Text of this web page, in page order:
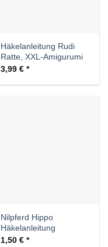
Häkelanleitung Rudi
Ratte, XXL-Amigurumi
3,99 €
Nilpferd Hippo
Häkelanleitung
1,50 €